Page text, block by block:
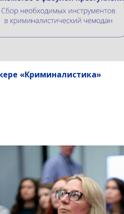
«Криминалистика»